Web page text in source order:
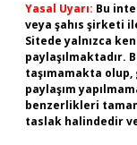
Yasal Uyarı: Bu
veya şahıs şirketi
Sitede yalnızca
paylaşılmaktadır.
taşımamakta
paylaşım
benzerlikleri
taslak halindedir